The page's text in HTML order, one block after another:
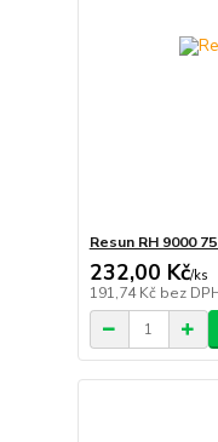
Resun RH 9000
232,00 Kč/ks
191,74 Kč bez